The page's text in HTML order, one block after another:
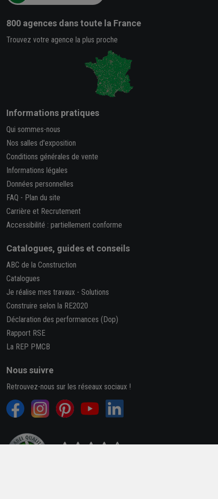
800 agences dans toute la France
Trouvez votre agence la plus proche
Informations pratiques
Qui sommes-nous
Nos salles d'exposition
Conditions générales de vente
Informations légales
Données personnelles
FAQ - Plan du site
Carrière et Recrutement
Accessibilité : partiellement conforme
Catalogues, guides et conseils
ABC de la Construction
Catalogues
Je réalise mes travaux - Solutions
Construire selon la RE2020
Déclaration des performances (Dop)
Rapport RSE
La REP PMCB
Nous suivre
Retrouvez-nous sur les réseaux sociaux !